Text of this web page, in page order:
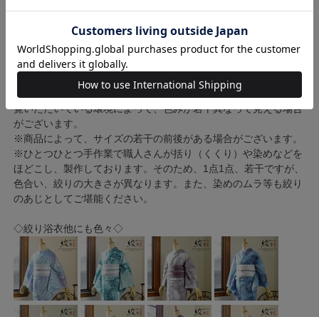
おりますがお客様のモニターによって差異が生じます。あらかじ
めご了承ください。
※浴衣には透け感がございます。浴衣の下には浴衣スリップなど
浴衣用肌着のご着用をおすすめいたします。
※生地の裁断・縫製によって、柄の出方は異なります。また、ご
覧いただいている環境によって、色みが若干異なって見える場合
がございます。
※商品によって、サイズの若干の前後がある場合がございます。
※ひとつひとつ手作業で職人さんが括り（くくり）や染めなどを
ほどこし、製作しております。そのため、1点1点、若干ですが、
色合い、絞りの大きさが異なります。また、染めのムラ等も絞り
のあじとしてご堪能ください。
◇絞り浴衣他にも色々◇